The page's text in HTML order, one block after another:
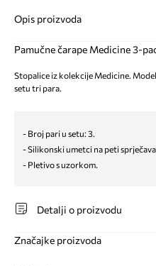
Opis proizvoda
Pamučne čarape Medicine 3-
Stopalice iz kolekcije Medicine.
setu tri para.
- Broj pari u setu: 3.
- Silikonski umetci na peti
- Pletivo s uzorkom.
Detalji o proizvodu
Značajke proizvoda